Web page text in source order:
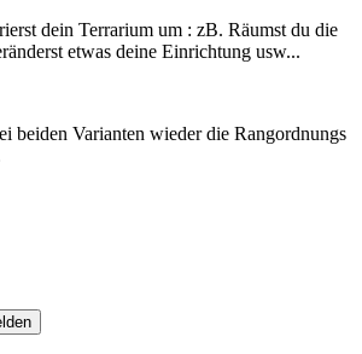
dein Terrarium um : zB. Räumst du die
etwas deine Einrichtung usw...
beiden Varianten wieder die Rangordnungs